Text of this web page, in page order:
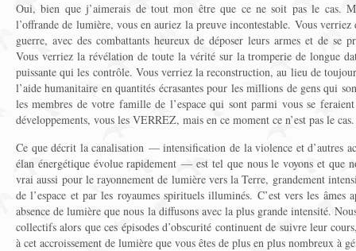
Oui, bien que j’aimerais de tout mon être que ce ne soit pas le cas.
l’offrande de lumière, vous en auriez la preuve incontestable. Vous verriez
guerre, avec des combattants heureux de déposer leurs armes et de se
Vous verriez la révélation de toute la vérité sur la tromperie de longue
puissante qui les contrôle. Vous verriez la reconstruction, au lieu de
l’aide humanitaire en quantités écrasantes pour les millions de gens qui
les membres de votre famille de l’espace qui sont parmi vous se
développements, vous les VERREZ, mais en ce moment ce n’est pas le cas.
Ce que décrit la canalisation — intensification de la violence et d’autres
élan énergétique évolue rapidement — est tel que nous le voyons et que
vrai aussi pour le rayonnement de lumière vers la Terre, grandement
de l’espace et par les royaumes spirituels illuminés. C’est vers les âmes
absence de lumière que nous la diffusons avec la plus grande intensité.
collectifs alors que ces épisodes d’obscurité continuent de suivre leur
à cet accroissement de lumière que vous êtes de plus en plus nombreux à